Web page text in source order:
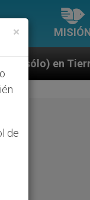
alemanes
×
de